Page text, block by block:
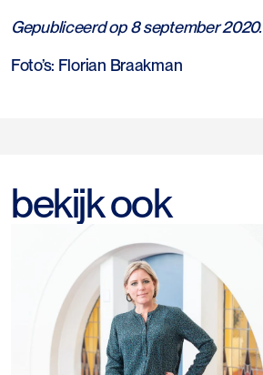
Gepubliceerd op 8 september 2020.
Foto’s: Florian Braakman
bekijk ook